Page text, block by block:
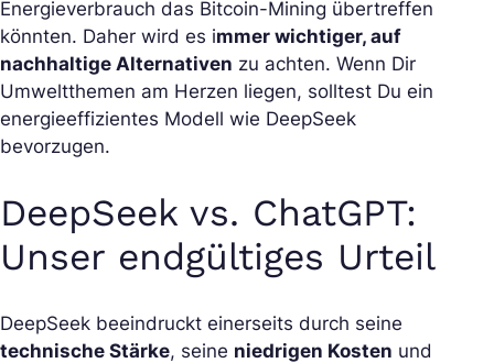
Energieverbrauch das Bitcoin-Mining übertreffen
könnten. Daher wird es immer wichtiger, auf
nachhaltige Alternativen zu achten. Wenn Dir
Umweltthemen am Herzen liegen, solltest Du ein
energieeffizientes Modell wie DeepSeek
bevorzugen.
DeepSeek vs. ChatGPT:
Unser endgültiges Urteil
DeepSeek beeindruckt einerseits durch seine
technische Stärke, seine niedrigen Kosten und